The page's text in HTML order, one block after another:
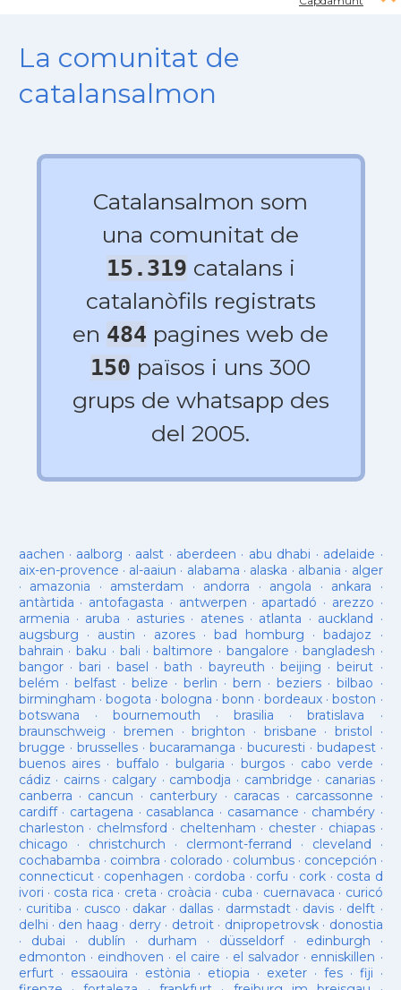
La comunitat de
catalansalmon
Catalansalmon som
una comunitat de
15.319 catalans i
catalanòfils registrats
en 484 pagines web de
150 països i uns 300
grups de whatsapp des
del 2005.
aachen · aalborg · aalst · aberdeen · abu dhabi · adelaide ·
aix-en-provence · al-aaiun · alabama · alaska · albania · alger
· amazonia · amsterdam · andorra · angola · ankara ·
antàrtida · antofagasta · antwerpen · apartadó · arezzo ·
armenia · aruba · asturies· atenes· atlanta · auckland ·
augsburg · austin · azores·bad homburg ·badajoz ·
bahrain ·baku · bali ·baltimore ·bangalore · bangladesh ·
bangor· bari ·basel ·bath · bayreuth ·beijing ·beirut ·
belém · belfast· belize · berlin ·bern ·beziers ·bilbao ·
birmingham · bogota · bologna ·bonn ·bordeaux ·boston ·
botswana · bournemouth ·brasilia ·bratislava ·
braunschweig · bremen ·brighton · brisbane · bristol ·
brugge · brusselles· bucaramanga · bucuresti · budapest·
buenos aires· buffalo · bulgaria · burgos· cabo verde ·
cádiz · cairns· calgary · cambodja · cambridge · canarias·
canberra · cancun · canterbury · caracas · carcassonne ·
cardiff· cartagena · casablanca · casamance · chambéry·
charleston · chelmsford · cheltenham · chester· chiapas ·
chicago · christchurch · clermont-ferrand · cleveland ·
cochabamba · coimbra · colorado · columbus· concepción ·
connecticut· copenhagen · cordoba · corfu · cork · costa d
ivori · costa rica · creta · croàcia · cuba · cuernavaca · curicó
· curitiba · cusco · dakar · dallas · darmstadt· davis · delft ·
delhi · den haag · derry· detroit· dnipropetrovsk· donostia
· dubai · dublín · durham · düsseldorf· edinburgh ·
edmonton · eindhoven · el caire · el salvador · enniskillen ·
erfurt· essaouira · estònia · etiopia · exeter· fes· fiji ·